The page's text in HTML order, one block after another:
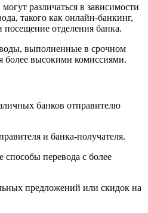
различаться в зависимости
такого как онлайн-банкинг,
отделения банка.
выполненные в срочном
более высокими комиссиями.
банков отправителю
и банка-получателя.
способы перевода с более
предложений или скидок на